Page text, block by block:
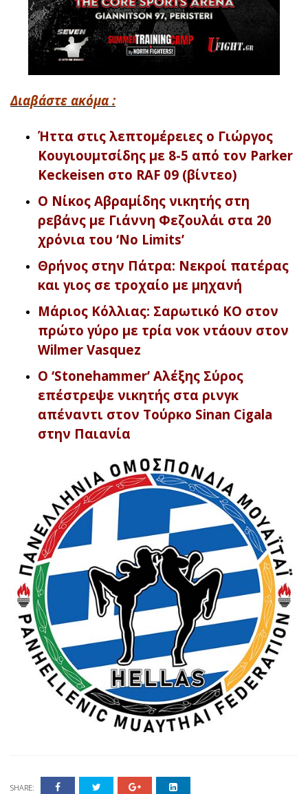
Διαβάστε ακόμα :
Ήττα στις λεπτομέρειες ο Γιώργος
Κουγιουμτσίδης με 8-5 από τον Parker
Keckeisen στο RAF 09 (βίντεο)
Ο Νίκος Αβραμίδης νικητής στη
ρεβάνς με Γιάννη Φεζουλάι στα 20
χρόνια του ‘No Limits’
Θρήνος στην Πάτρα: Νεκροί πατέρας
και γιος σε τροχαίο με μηχανή
Μάριος Κόλλιας: Σαρωτικό KO στον
πρώτο γύρο με τρία νοκ ντάουν στον
Wilmer Vasquez
O ‘Stonehammer’ Αλέξης Σύρος
επέστρεψε νικητής στα ρινγκ
απέναντι στον Τούρκο Sinan Cigala
στην Παιανία
SHARE: